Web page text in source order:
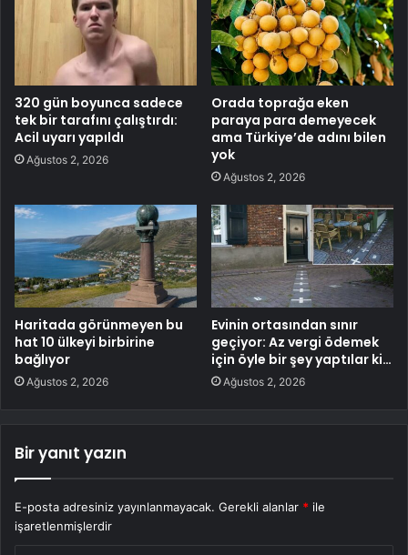
320 gün boyunca sadece
tek bir tarafını çalıştırdı:
Acil uyarı yapıldı
Ağustos 2, 2026
Orada toprağa eken
paraya para demeyecek
ama Türkiye’de adını bilen
yok
Ağustos 2, 2026
Haritada görünmeyen bu
hat 10 ülkeyi birbirine
bağlıyor
Ağustos 2, 2026
Evinin ortasından sınır
geçiyor: Az vergi ödemek
için öyle bir şey yaptılar ki…
Ağustos 2, 2026
Bir yanıt yazın
E-posta adresiniz yayınlanmayacak. Gerekli alanlar * ile
işaretlenmişlerdir